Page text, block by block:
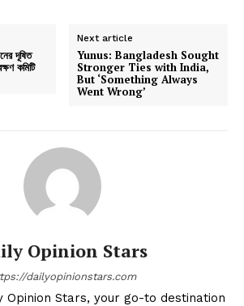
দূষিত
কমিটি
Next article
Yunus: Bangladesh Sought
Stronger Ties with India,
But ‘Something Always
Went Wrong’
Opinion Stars
dailyopinionstars.com
Opinion Stars, your go-to destination